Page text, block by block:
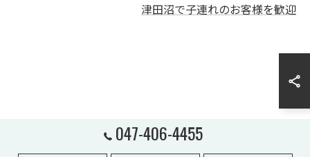
津田沼で子連れのお客様を歓迎
047-406-4455